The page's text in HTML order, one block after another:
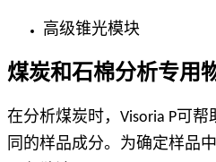
高级锥光模块
煤炭和石棉分析专用
在分析煤炭时，Visoria P可
同的样品成分。为确定样品